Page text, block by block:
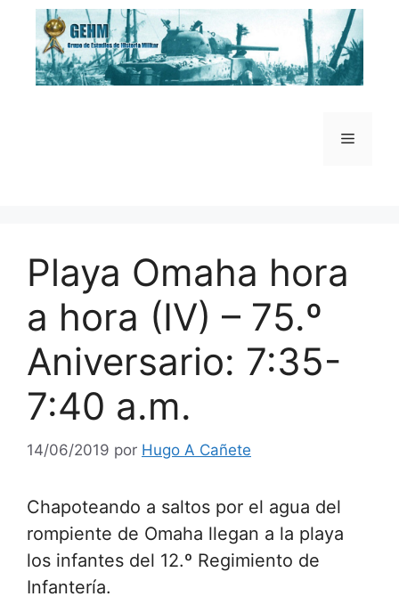
Saltar
contenido
Menú
Playa Omaha hora
a hora (IV) – 75.º
Aniversario: 7:35-
7:40 a.m.
14/06/2019 por Hugo A Cañete
Chapoteando a saltos por el agua del
rompiente de Omaha llegan a la playa
los infantes del 12.º Regimiento de
Infantería.